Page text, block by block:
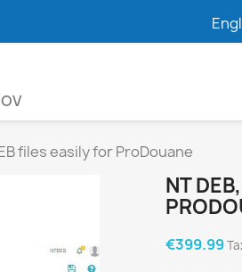
files easily for ProDouane
NT
€399.99